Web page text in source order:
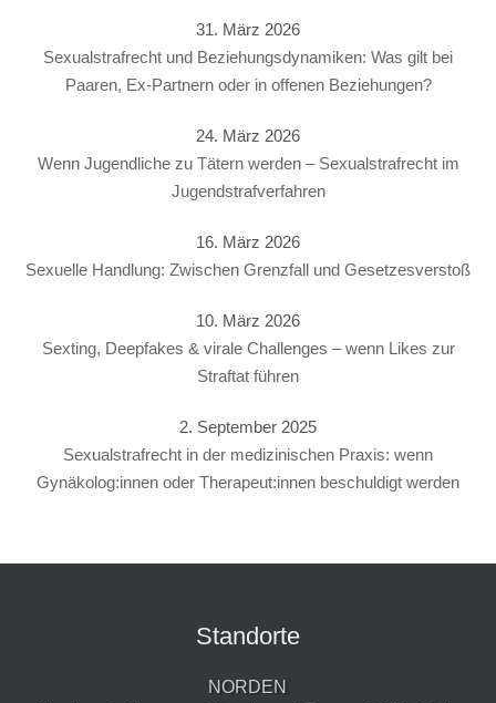
31. März 2026
Sexualstrafrecht und Beziehungsdynamiken: Was gilt bei
Paaren, Ex-Partnern oder in offenen Beziehungen?
24. März 2026
Wenn Jugendliche zu Tätern werden – Sexualstrafrecht im
Jugendstrafverfahren
16. März 2026
Sexuelle Handlung: Zwischen Grenzfall und Gesetzesverstoß
10. März 2026
Sexting, Deepfakes & virale Challenges – wenn Likes zur
Straftat führen
2. September 2025
Sexualstrafrecht in der medizinischen Praxis: wenn
Gynäkolog:innen oder Therapeut:innen beschuldigt werden
Standorte
NORDEN